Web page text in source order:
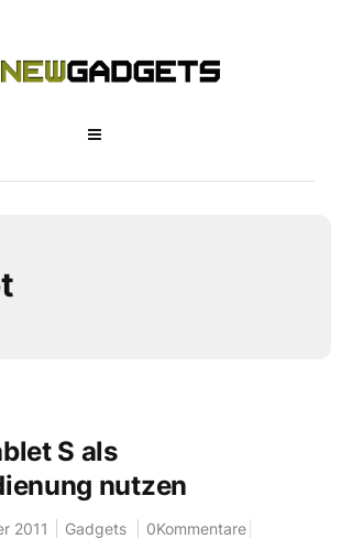
S als
nutzen
2011 Gadgets 0Kommentare